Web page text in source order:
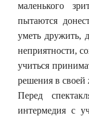
маленького
пытаются
уметь дружить,
неприятности,
учиться
решения в своей
Перед
интермедия с